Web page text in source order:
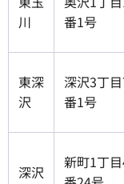
川
番1号
東深
沢
深沢3丁
番1号
深沢
新町1丁